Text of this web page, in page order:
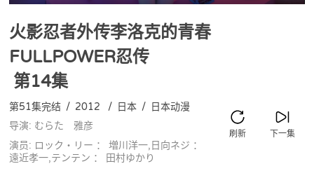
火影忍者外传李洛克的青春
FULLPOWER忍传
第14集
下一集
刷新
第51集完结 / 2012 / 日本 / 日本动漫
导演: むらた 雅彦
演员: ロック・リー ： 増川洋一,日向ネジ ：
遠近孝一,テンテン ： 田村ゆかり